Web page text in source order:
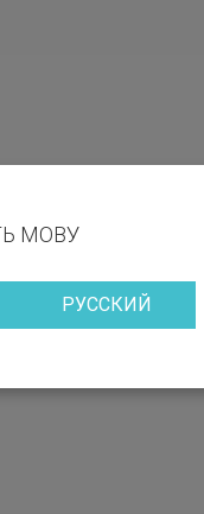
МОВУ
РУССКИЙ